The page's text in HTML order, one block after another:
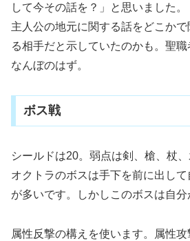
して今その話を？」と思いました。
主人公の地元に関する話をどこか
る相手だと示していたのかも。聖
なんぼのはず。
ボス戦
シールドは20。弱点は剣、槍、杖、
オクトラのボスは手下を前に出し
が多いです。しかしこのボスは自分
属性反撃の構えを使います。属性